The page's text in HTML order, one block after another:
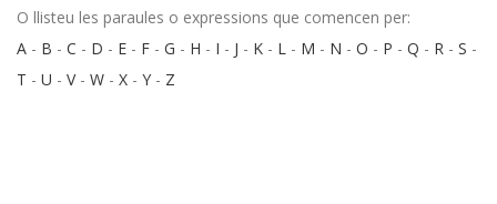
O llisteu les paraules o expressions que comencen per:
A - B - C - D - E - F - G - H - I - J - K - L - M - N - O - P - Q - R - S -
T - U - V- W - X - Y - Z